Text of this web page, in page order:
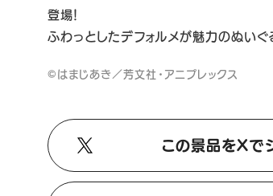
登場！
ふわっとしたデフォルメが魅力のぬいぐ
©はまじあき／芳文社・アニプレックス
この景品をXで